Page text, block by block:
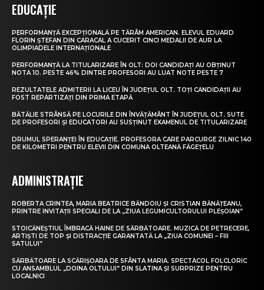
EDUCAȚIE
PERFORMANȚĂ EXCEPȚIONALĂ PE TĂRÂM AMERICAN. ELEVUL EDUARD
FLORIN ȘTEFAN DIN CARACAL A CUCERIT CINCI MEDALII DE AUR LA
OLIMPIADELE INTERNAȚIONALE
PERFORMANȚĂ LA TITULARIZARE ÎN OLT: DOI CANDIDAȚI AU OBȚINUT
NOTA 10. PESTE 46% DINTRE PROFESORI AU LUAT NOTE PESTE 7
REZULTATELE ADMITERII LA LICEU ÎN JUDEȚUL OLT. TOȚI CANDIDAȚII AU
FOST REPARTIZAȚI DIN PRIMA ETAPĂ
BĂTĂLIE STRÂNSĂ PE LOCURILE DIN ÎNVĂȚĂMÂNT ÎN JUDEȚUL OLT. SUTE
DE PROFESORI ȘI EDUCATORI AU SUSȚINUT EXAMENUL DE TITULARIZARE
DRUMUL SPERANȚEI ÎN EDUCAȚIE. PROFESORA CARE PARCURGE ZILNIC 140
DE KILOMETRI PENTRU ELEVII DIN COMUNA OLTEANĂ FĂGEȚELU
ADMINISTRAȚIE
ROBERTA CRINTEA, MARIA BEATRICE BĂNDOIU ȘI CRISTIAN BĂNĂȚEANU,
PRINTRE INVITAȚII SPECIALI DE LA „ZIUA LEGUMICULTORULUI PLEȘOIAN”
STOICĂNEȘTIUL ÎMBRACĂ HAINE DE SĂRBĂTOARE. MUZICĂ DE PETRECERE,
ARTIȘTI DE TOP ȘI DISTRACȚIE GARANTATĂ LA „ZIUA COMUNEI – FIII
SATULUI”
SĂRBĂTOARE LA SCĂRIȘOARA DE SFÂNTA MARIA. SPECTACOL FOLCLORIC
CU ANSAMBLUL „DOINA OLTULUI” DIN SLATINA ȘI SURPRIZE PENTRU
LOCALNICI